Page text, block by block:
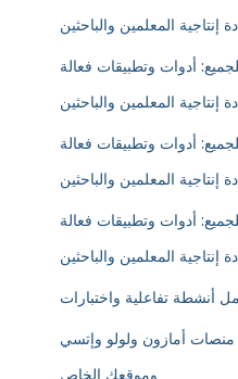
إنتاجية المعلمين والباحثين
أدوات وتطبيقات فعالة
إنتاجية المعلمين والباحثين
أدوات وتطبيقات فعالة
إنتاجية المعلمين والباحثين
أدوات وتطبيقات فعالة
إنتاجية المعلمين والباحثين
أنشطة تفاعلية واختبارات
منصات أمازون ولولو وإتسي
وموقعك الخاص